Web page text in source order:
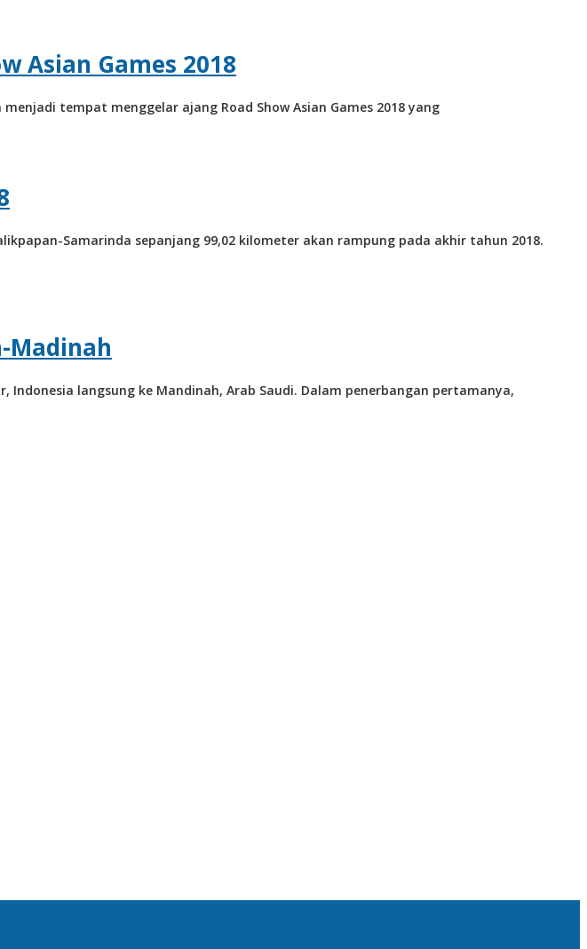
Asian Games 2018
tempat menggelar ajang Road Show Asian Games 2018 yang
Samarinda sepanjang 99,02 kilometer akan rampung pada akhir tahun 2018.
Madinah
langsung ke Mandinah, Arab Saudi. Dalam penerbangan pertamanya,